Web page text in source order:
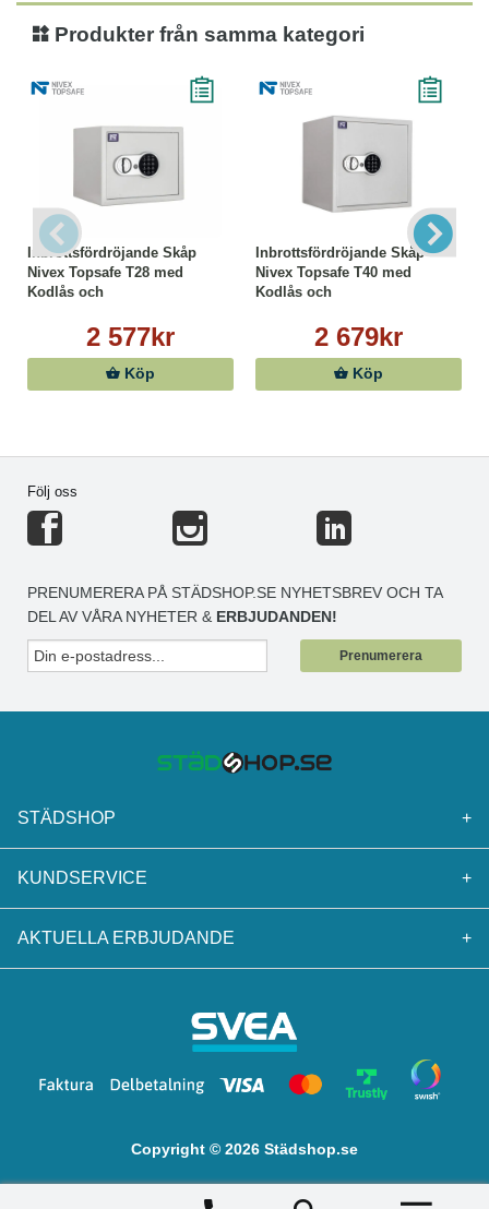
Produkter från samma kategori
Inbrottsfördröjande Skåp
Nivex Topsafe T28 med
Kodlås och
2 577kr
Köp
Inbrottsfördröjande Skåp
Nivex Topsafe T40 med
Kodlås och
2 679kr
Köp
Följ oss
PRENUMERERA PÅ STÄDSHOP.SE NYHETSBREV OCH TA
DEL AV VÅRA NYHETER & ERBJUDANDEN!
Prenumerera
STÄDSHOP +
KUNDSERVICE +
AKTUELLA ERBJUDANDE +
Copyright © 2026 Städshop.se